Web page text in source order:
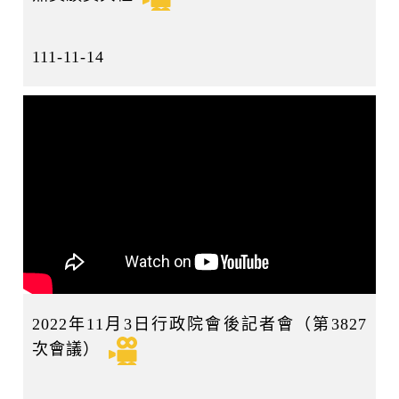
111-11-14
2022年11月3日行政院會後記者會（第3827
次會議）